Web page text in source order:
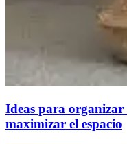
Ideas para
maximizar el espacio